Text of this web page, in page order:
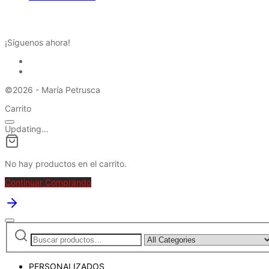
¡Síguenos ahora!
©2026 - María Petrusca
Carrito
Updating…
No hay productos en el carrito.
Continuar Comprando
Buscar
por:
by
category:
PERSONALIZADOS